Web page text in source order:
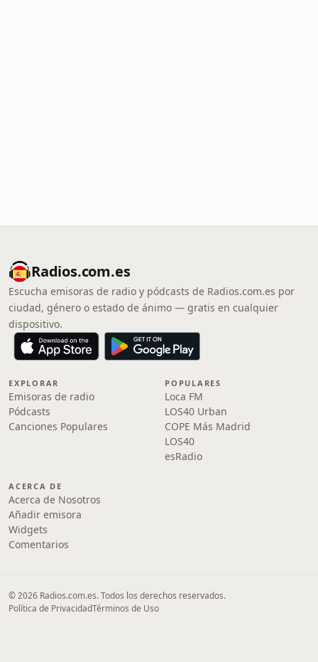
Radios.com.es
Escucha emisoras de radio y pódcasts de Radios.com.es por
ciudad, género o estado de ánimo — gratis en cualquier
dispositivo.
EXPLORAR
Emisoras de radio
Pódcasts
Canciones Populares
POPULARES
Loca FM
LOS40 Urban
COPE Más Madrid
LOS40
esRadio
ACERCA DE
Acerca de Nosotros
Añadir emisora
Widgets
Comentarios
© 2026 Radios.com.es. Todos los derechos reservados.
Política de PrivacidadTérminos de Uso